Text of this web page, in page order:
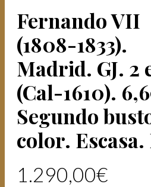
Fernando VII
(1808-1833).
Madrid. GJ. 2
(Cal-1610).
Segundo
color. Escasa.
1.290,00€